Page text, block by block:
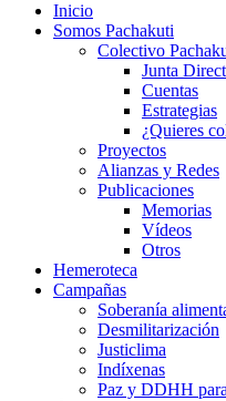
Inicio
Somos Pachakuti
Colectivo
Junta
Cuentas
Estrategias
¿Quieres
Proyectos
Alianzas y Redes
Publicaciones
Memorias
Vídeos
Otros
Hemeroteca
Campañas
Soberanía
Desmilitarización
Justiclima
Indíxenas
Paz y DDHH